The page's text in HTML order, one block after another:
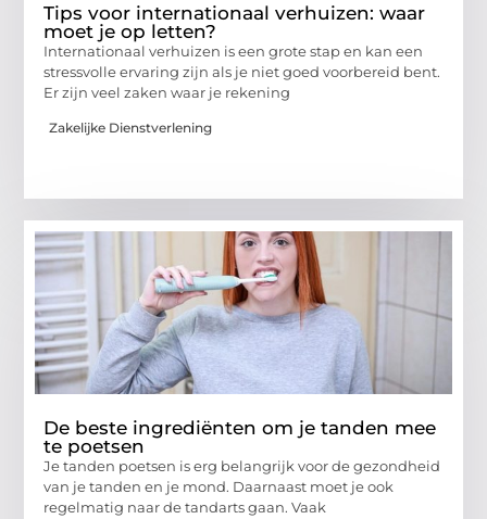
Tips voor internationaal verhuizen: waar
moet je op letten?
Internationaal verhuizen is een grote stap en kan een
stressvolle ervaring zijn als je niet goed voorbereid bent.
Er zijn veel zaken waar je rekening
Zakelijke Dienstverlening
De beste ingrediënten om je tanden mee
te poetsen
Je tanden poetsen is erg belangrijk voor de gezondheid
van je tanden en je mond. Daarnaast moet je ook
regelmatig naar de tandarts gaan. Vaak